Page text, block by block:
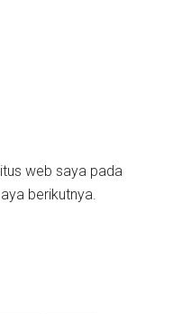
web saya pada
berikutnya.